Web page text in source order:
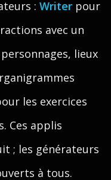
: Writer pour
avec un
lieux
les exercices
Ces applis
; les générateurs
à tous.